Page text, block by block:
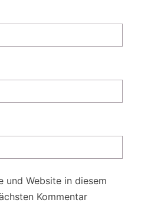
und Website in diesem
Kommentar